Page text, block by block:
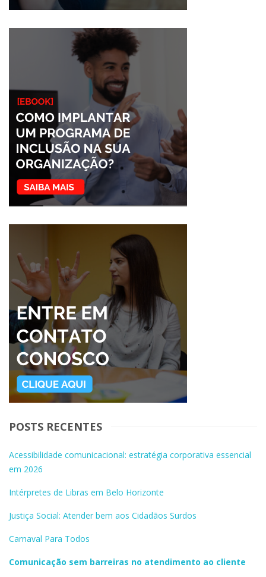
POSTS RECENTES
Acessibilidade comunicacional: estratégia corporativa essencial
em 2026
Intérpretes de Libras em Belo Horizonte
Justiça Social: Atender bem aos Cidadãos Surdos
Carnaval Para Todos
Comunicação sem barreiras no atendimento ao cliente